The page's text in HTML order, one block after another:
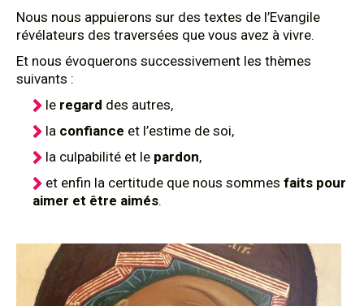
Nous nous appuierons sur des textes de l’Evangile
révélateurs des traversées que vous avez à vivre.
Et nous évoquerons successivement les thèmes
suivants :
le regard des autres,
la confiance et l’estime de soi,
la culpabilité et le pardon,
et enfin la certitude que nous sommes faits pour
aimer et être aimés.